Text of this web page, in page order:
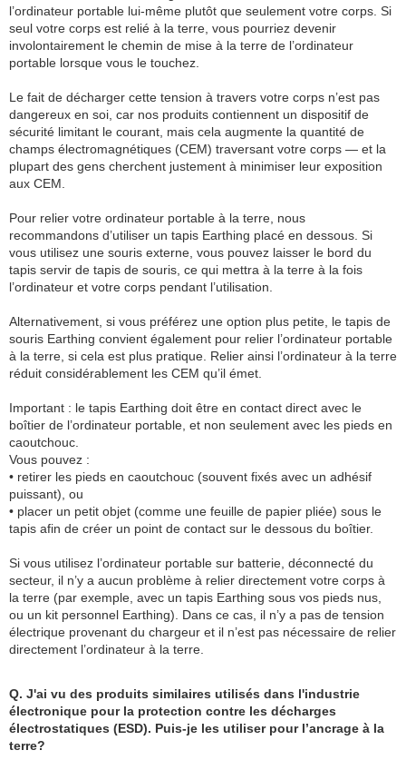
l’ordinateur portable lui-même plutôt que seulement votre corps. Si
seul votre corps est relié à la terre, vous pourriez devenir
involontairement le chemin de mise à la terre de l’ordinateur
portable lorsque vous le touchez.
Le fait de décharger cette tension à travers votre corps n’est pas
dangereux en soi, car nos produits contiennent un dispositif de
sécurité limitant le courant, mais cela augmente la quantité de
champs électromagnétiques (CEM) traversant votre corps — et la
plupart des gens cherchent justement à minimiser leur exposition
aux CEM.
Pour relier votre ordinateur portable à la terre, nous
recommandons d’utiliser un tapis Earthing placé en dessous. Si
vous utilisez une souris externe, vous pouvez laisser le bord du
tapis servir de tapis de souris, ce qui mettra à la terre à la fois
l’ordinateur et votre corps pendant l’utilisation.
Alternativement, si vous préférez une option plus petite, le tapis de
souris Earthing convient également pour relier l’ordinateur portable
à la terre, si cela est plus pratique. Relier ainsi l’ordinateur à la terre
réduit considérablement les CEM qu’il émet.
Important : le tapis Earthing doit être en contact direct avec le
boîtier de l’ordinateur portable, et non seulement avec les pieds en
caoutchouc.
Vous pouvez :
• retirer les pieds en caoutchouc (souvent fixés avec un adhésif
puissant), ou
• placer un petit objet (comme une feuille de papier pliée) sous le
tapis afin de créer un point de contact sur le dessous du boîtier.
Si vous utilisez l’ordinateur portable sur batterie, déconnecté du
secteur, il n’y a aucun problème à relier directement votre corps à
la terre (par exemple, avec un tapis Earthing sous vos pieds nus,
ou un kit personnel Earthing). Dans ce cas, il n’y a pas de tension
électrique provenant du chargeur et il n’est pas nécessaire de relier
directement l’ordinateur à la terre.
Q. J'ai vu des produits similaires utilisés dans l'industrie
électronique pour la protection contre les décharges
électrostatiques (ESD). Puis-je les utiliser pour l’ancrage à la
terre?